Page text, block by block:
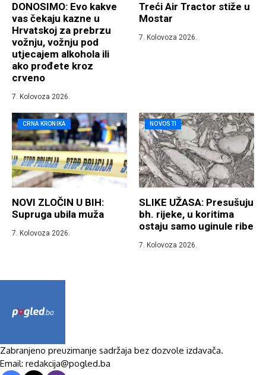
DONOSIMO: Evo kakve
vas čekaju kazne u
Hrvatskoj za prebrzu
vožnju, vožnju pod
utjecajem alkohola ili
ako prođete kroz
crveno
7. Kolovoza 2026.
Treći Air Tractor stiže u
Mostar
7. Kolovoza 2026.
CRNA KRONIKA
NOVI ZLOČIN U BIH:
Supruga ubila muža
7. Kolovoza 2026.
NOVOSTI
SLIKE UŽASA: Presušuju
bh. rijeke, u koritima
ostaju samo uginule ribe
7. Kolovoza 2026.
Zabranjeno preuzimanje sadržaja bez dozvole izdavača.
Email: redakcija@pogled.ba